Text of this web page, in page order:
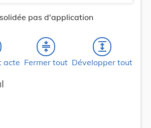
pas d'application
acte
compress
Fermer tout
expand
Développer tout